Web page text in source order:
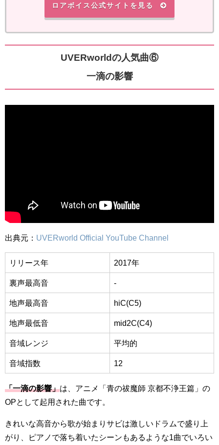
ロアボイス公式サイトを見る
UVERworldの人気曲⑥
一滴の影響
出典元： UVERworld Official YouTube Channel
リリース年 2017年
裏声最高音 -
地声最高音 hiC(C5)
地声最低音 mid2C(C4)
音域レンジ 平均的
音域指数 12
「一滴の影響」は、アニメ「青の祓魔師 京都不浄王篇」の
OPとして起用された曲です。
きれいな高音から歌が始まりサビは激しいドラムで盛り上
がり、ピアノで落ち着いたシーンもあるような1曲でいろい